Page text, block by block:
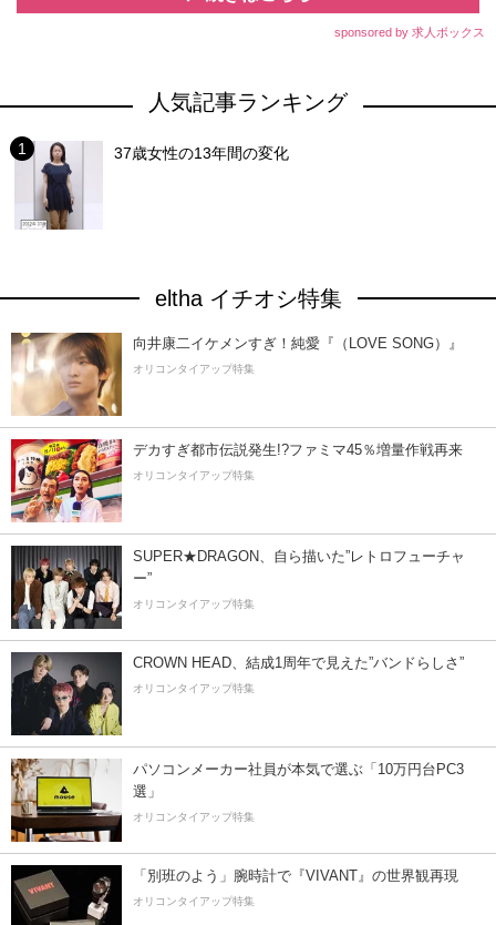
sponsored by 求人ボックス
人気記事ランキング
37歳女性の13年間の変化
eltha イチオシ特集
向井康二イケメンすぎ！純愛『（LOVE SONG）』
オリコンタイアップ特集
デカすぎ都市伝説発生!?ファミマ45％増量作戦再来
オリコンタイアップ特集
SUPER★DRAGON、自ら描いた”レトロフューチャ
ー”
オリコンタイアップ特集
CROWN HEAD、結成1周年で見えた”バンドらしさ”
オリコンタイアップ特集
パソコンメーカー社員が本気で選ぶ「10万円台PC3
選」
オリコンタイアップ特集
「別班のよう」腕時計で『VIVANT』の世界観再現
オリコンタイアップ特集